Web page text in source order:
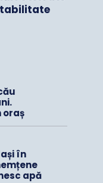
oraș
în
apă